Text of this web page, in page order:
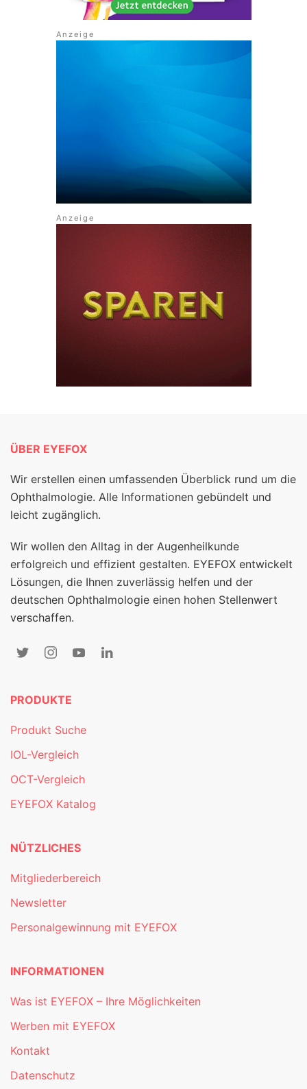
ÜBER EYEFOX
Wir erstellen einen umfassenden Überblick rund um die
Ophthalmologie. Alle Informationen gebündelt und
leicht zugänglich.
Wir wollen den Alltag in der Augenheilkunde
erfolgreich und effizient gestalten. EYEFOX entwickelt
Lösungen, die Ihnen zuverlässig helfen und der
deutschen Ophthalmologie einen hohen Stellenwert
verschaffen.
PRODUKTE
Produkt Suche
IOL-Vergleich
OCT-Vergleich
EYEFOX Katalog
NÜTZLICHES
Mitgliederbereich
Newsletter
Personalgewinnung mit EYEFOX
INFORMATIONEN
Was ist EYEFOX – Ihre Möglichkeiten
Werben mit EYEFOX
Kontakt
Datenschutz